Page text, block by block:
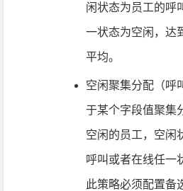
闲状态为员工的呼
一状态为空闲，达
平均。
空闲聚集分配（呼
于某个字段值聚集
空闲的员工，空闲
呼叫或者在线任一
此策略必须配置备